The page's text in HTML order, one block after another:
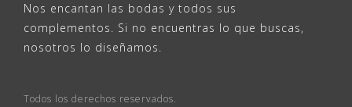
Nos encantan las bodas y todos sus
complementos. Si no encuentras lo que buscas,
nosotros lo diseñamos.
Todos los derechos reservados.